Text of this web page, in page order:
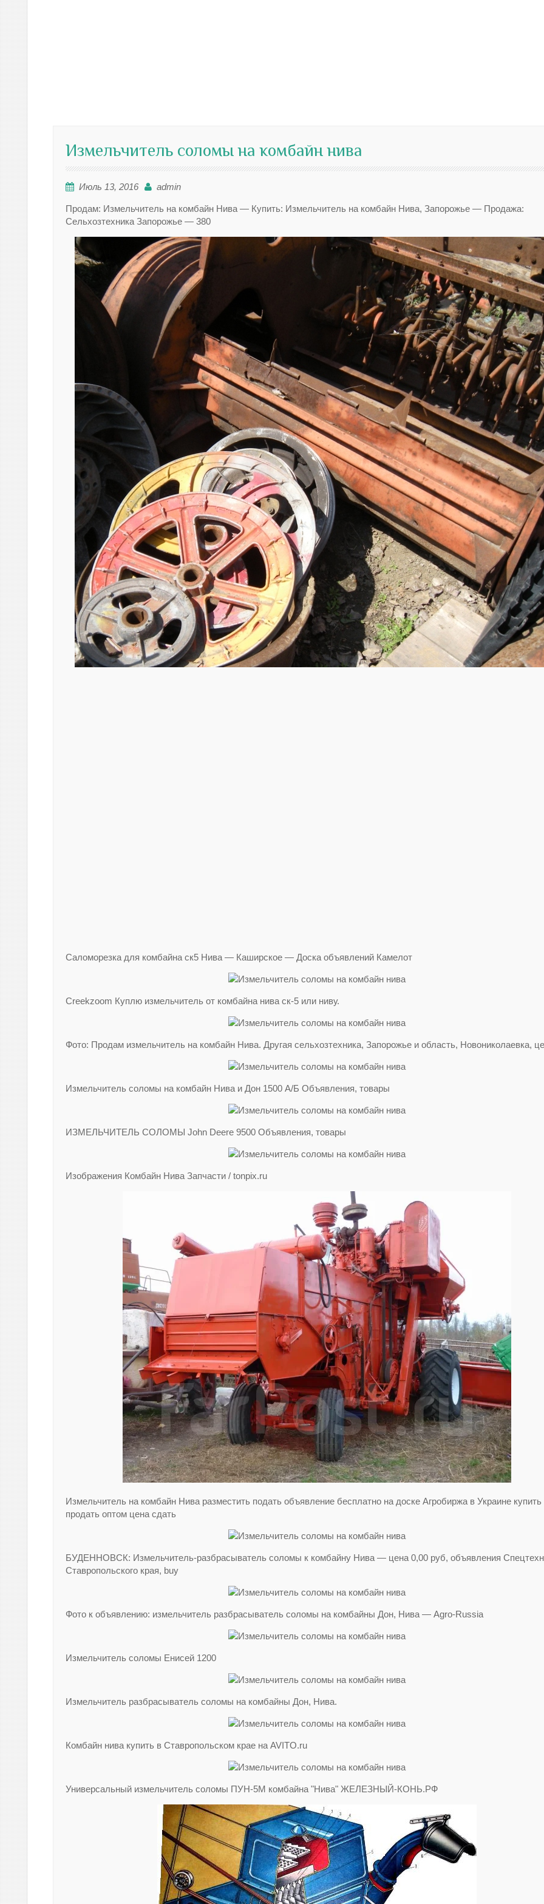
Измельчитель соломы на комбайн нива
Июль 13, 2016 admin
Продам: Измельчитель на комбайн Нива — Купить: Измельчитель на комбайн Нива, Запорожье — Продажа:
Сельхозтехника Запорожье — 380
Саломорезка для комбайна ск5 Нива — Каширское — Доска объявлений Камелот
Creekzoom Куплю измельчитель от комбайна нива ск-5 или ниву.
Фото: Продам измельчитель на комбайн Нива. Другая сельхозтехника, Запорожье и область, Новониколаевка,
Измельчитель соломы на комбайн Нива и Дон 1500 А/Б Объявления, товары
ИЗМЕЛЬЧИТЕЛЬ СОЛОМЫ John Deere 9500 Объявления, товары
Изображения Комбайн Нива Запчасти / tonpix.ru
Измельчитель на комбайн Нива разместить подать объявление бесплатно на доске Агробиржа в Украине купить
продать оптом цена сдать
БУДЕННОВСК: Измельчитель-разбрасыватель соломы к комбайну Нива — цена 0,00 руб, объявления
Ставропольского края, buy
Фото к объявлению: измельчитель разбрасыватель соломы на комбайны Дон, Нива — Agro-Russia
Измельчитель соломы Енисей 1200
Измельчитель разбрасыватель соломы на комбайны Дон, Нива.
Комбайн нива купить в Ставропольском крае на AVITO.ru
Универсальный измельчитель соломы ПУН-5М комбайна "Нива" ЖЕЛЕЗНЫЙ-КОНЬ.РФ